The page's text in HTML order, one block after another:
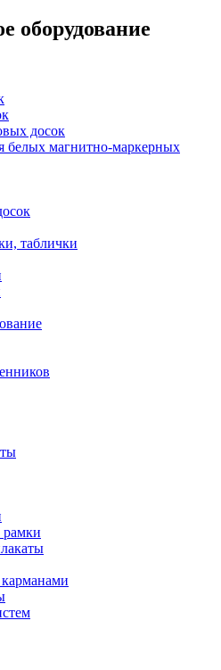
оборудование
досок
белых магнитно-маркерных
таблички